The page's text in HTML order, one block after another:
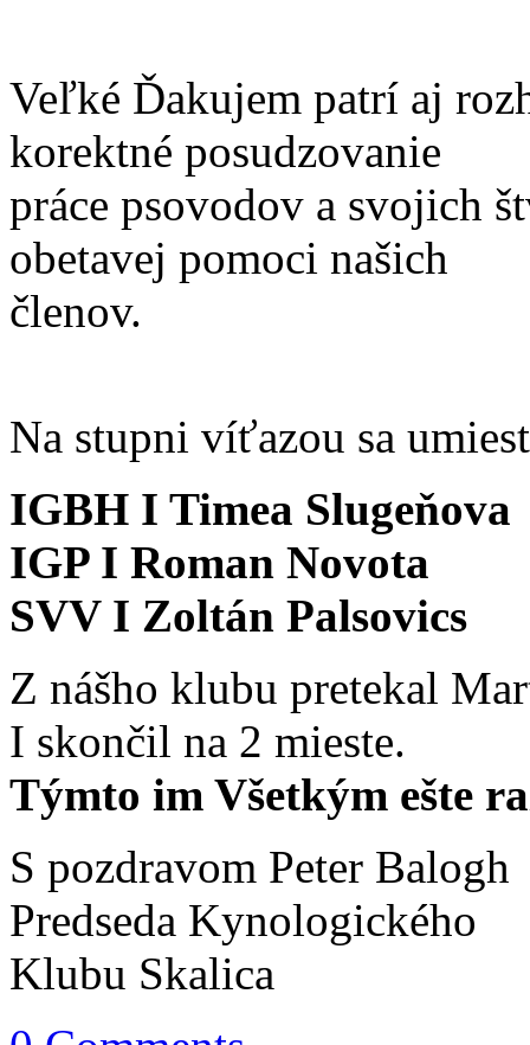
Veľké Ďakujem patrí aj
korektné posudzovanie
práce psovodov a svojich
obetavej pomoci našich
členov.
Na stupni víťazou sa
IGBH I Timea Slugeňova
IGP I Roman Novota
SVV I Zoltán Palsovics
Z nášho klubu pretekal
I skončil na 2 mieste.
Týmto im Všetkým ešte
S pozdravom Peter Balogh
Predseda Kynologického
Klubu Skalica